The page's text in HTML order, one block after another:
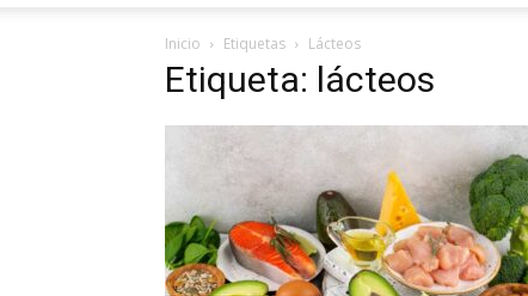
Inicio Etiquetas Lácteos
Etiqueta: lácteos